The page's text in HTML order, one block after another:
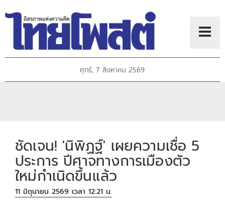
ศุกร์, 7 สิงหาคม 2569
ชัดเจน! 'นิพิฏฐ์' เผยความเชื่อ 5
ประการ ปีศาจทางการเมืองตัว
ใหม่กำเนิดขึ้นแล้ว
11 มิถุนายน 2569 เวลา 12:21 น.